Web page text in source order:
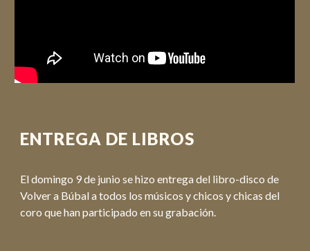
ENTREGA DE LIBROS
El domingo 9 de junio se hizo entrega del libro-disco de
Volver a Búbal a todos los músicos y chicos y chicas del
coro que han participado en su grabación.